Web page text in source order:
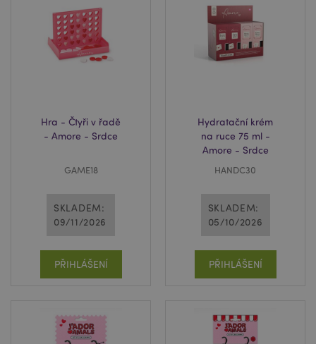
Hra - Čtyři v řadě
- Amore - Srdce
GAME18
SKLADEM:
09/11/2026
PŘIHLÁŠENÍ
Hydratační krém
na ruce 75 ml -
Amore - Srdce
HANDC30
SKLADEM:
05/10/2026
PŘIHLÁŠENÍ
mage-messages
Adobe Inc.
recently_viewed_product_previous
Adobe Inc.
www.puckator.cz
recently_compared_product_previous
Adobe Inc.
www.puckator.cz